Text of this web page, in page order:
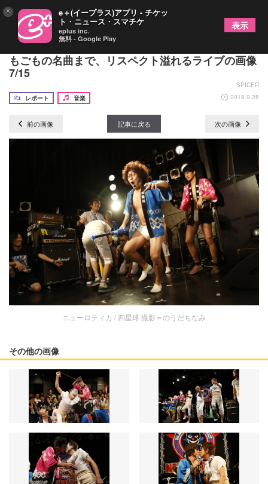
ニューロティカ × 四星球 爆笑の運動会から悲喜こ
もごもの名曲まで、リスペクト溢れるライブの画像
7/15
SPICER
レポート
音楽 2018.9.28
前の画像 記事に戻る 次の画像
ニューロティカ / 四星球 撮影＝のうだちなみ
その他の画像
× e＋(イープラス)アプリ - チケッ
ト・ニュース・スマチケ
eplus inc.
無料 - Google Play
表示